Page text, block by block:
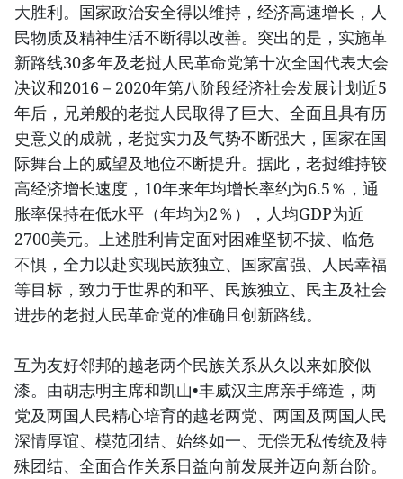
大胜利。国家政治安全得以维持，经济高速增长，人
民物质及精神生活不断得以改善。突出的是，实施革
新路线30多年及老挝人民革命党第十次全国代表大会
决议和2016－2020年第八阶段经济社会发展计划近5
年后，兄弟般的老挝人民取得了巨大、全面且具有历
史意义的成就，老挝实力及气势不断强大，国家在国
际舞台上的威望及地位不断提升。据此，老挝维持较
高经济增长速度，10年来年均增长率约为6.5％，通
胀率保持在低水平（年均为2％），人均GDP为近
2700美元。上述胜利肯定面对困难坚韧不拔、临危
不惧，全力以赴实现民族独立、国家富强、人民幸福
等目标，致力于世界的和平、民族独立、民主及社会
进步的老挝人民革命党的准确且创新路线。
互为友好邻邦的越老两个民族关系从久以来如胶似
漆。由胡志明主席和凯山•丰威汉主席亲手缔造，两
党及两国人民精心培育的越老两党、两国及两国人民
深情厚谊、模范团结、始终如一、无偿无私传统及特
殊团结、全面合作关系日益向前发展并迈向新台阶。